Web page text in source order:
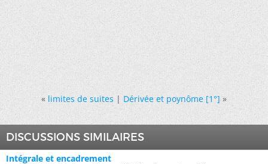
« limites de suites|Dérivée et poynôme [1°] »
DISCUSSIONS SIMILAIRES
Intégrale et encadrement